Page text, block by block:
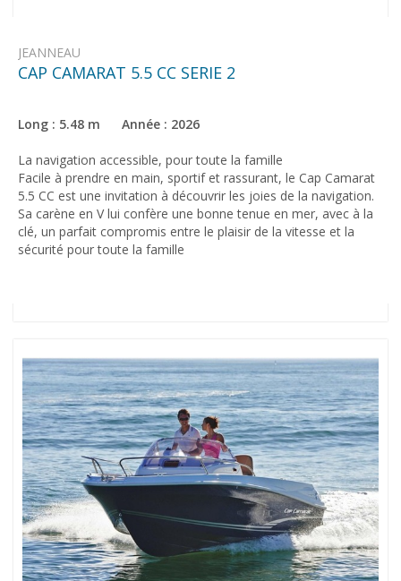
JEANNEAU
CAP CAMARAT 5.5 CC SERIE 2
Long : 5.48 m Année : 2026
La navigation accessible, pour toute la famille
Facile à prendre en main, sportif et rassurant, le Cap Camarat
5.5 CC est une invitation à découvrir les joies de la navigation.
Sa carène en V lui confère une bonne tenue en mer, avec à la
clé, un parfait compromis entre le plaisir de la vitesse et la
sécurité pour toute la famille